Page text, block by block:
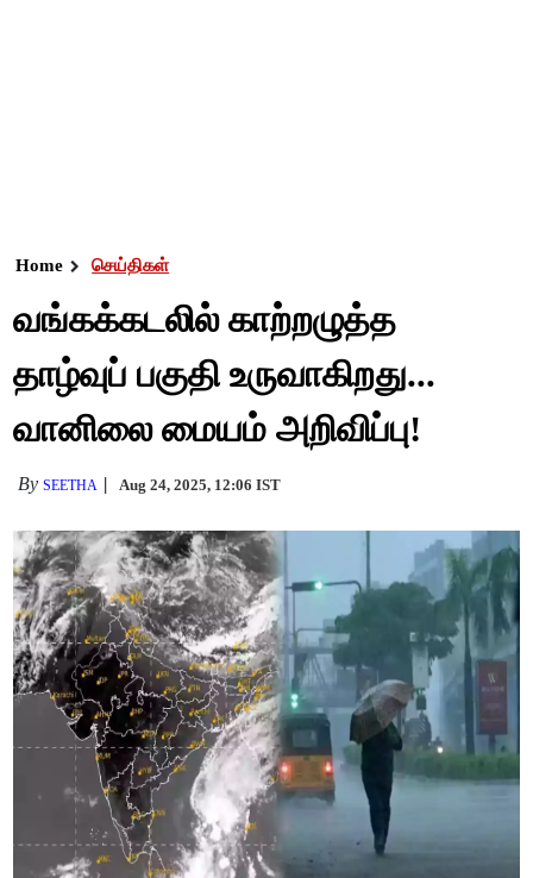
Home செய்திகள்
வங்கக்கடலில் காற்றழுத்த
தாழ்வுப் பகுதி உருவாகிறது...
வானிலை மையம் அறிவிப்பு!
BySEETHA Aug 24, 2025, 12:06 IST